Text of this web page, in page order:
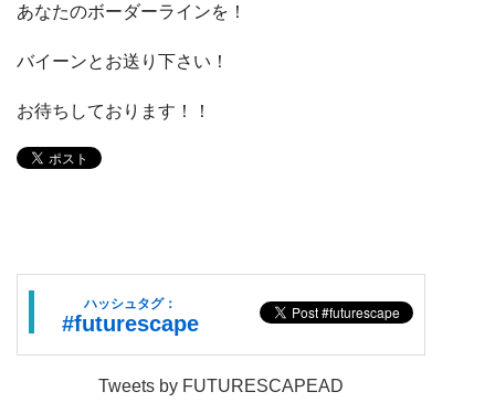
あなたのボーダーラインを！
バイーンとお送り下さい！
お待ちしております！！
ハッシュタグ：
#futurescape
Tweets by FUTURESCAPEAD